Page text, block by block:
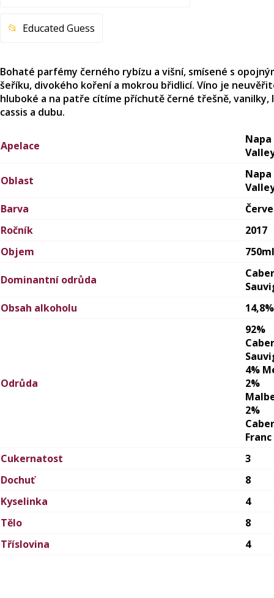
Educated Guess
Apelace
Napa
Oblast
Napa
Barva
Ročník
2017
Objem
750ml
Dominantní odrůda
Obsah alkoholu
14,8%
Odrůda
92%
4%
2%
2%
Franc
Cukernatost
3
Dochuť
8
Kyselinka
4
Tělo
8
Tříslovina
4
Bohaté parfémy černého rybízu a višní, smísené s
šeříku, divokého koření a mokrou břidlicí. Víno je
hluboké a na patře cítíme příchutě černé třešně, vanilky,
cassis a dubu.